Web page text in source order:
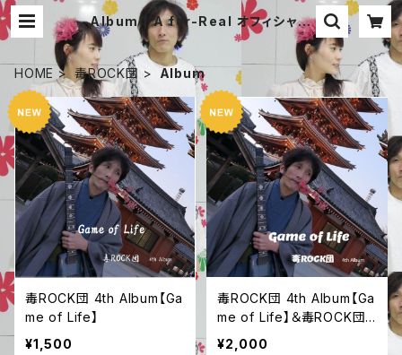
Album | A for-Real オフィシャル
通販サイト
HOME 毒ROCK団 Album
毒ROCK団 4th Album【Ga
me of Life】
¥1,500
毒ROCK団 4th Album【Ga
me of Life】＆毒ROCK団
ステッカー
¥2,000